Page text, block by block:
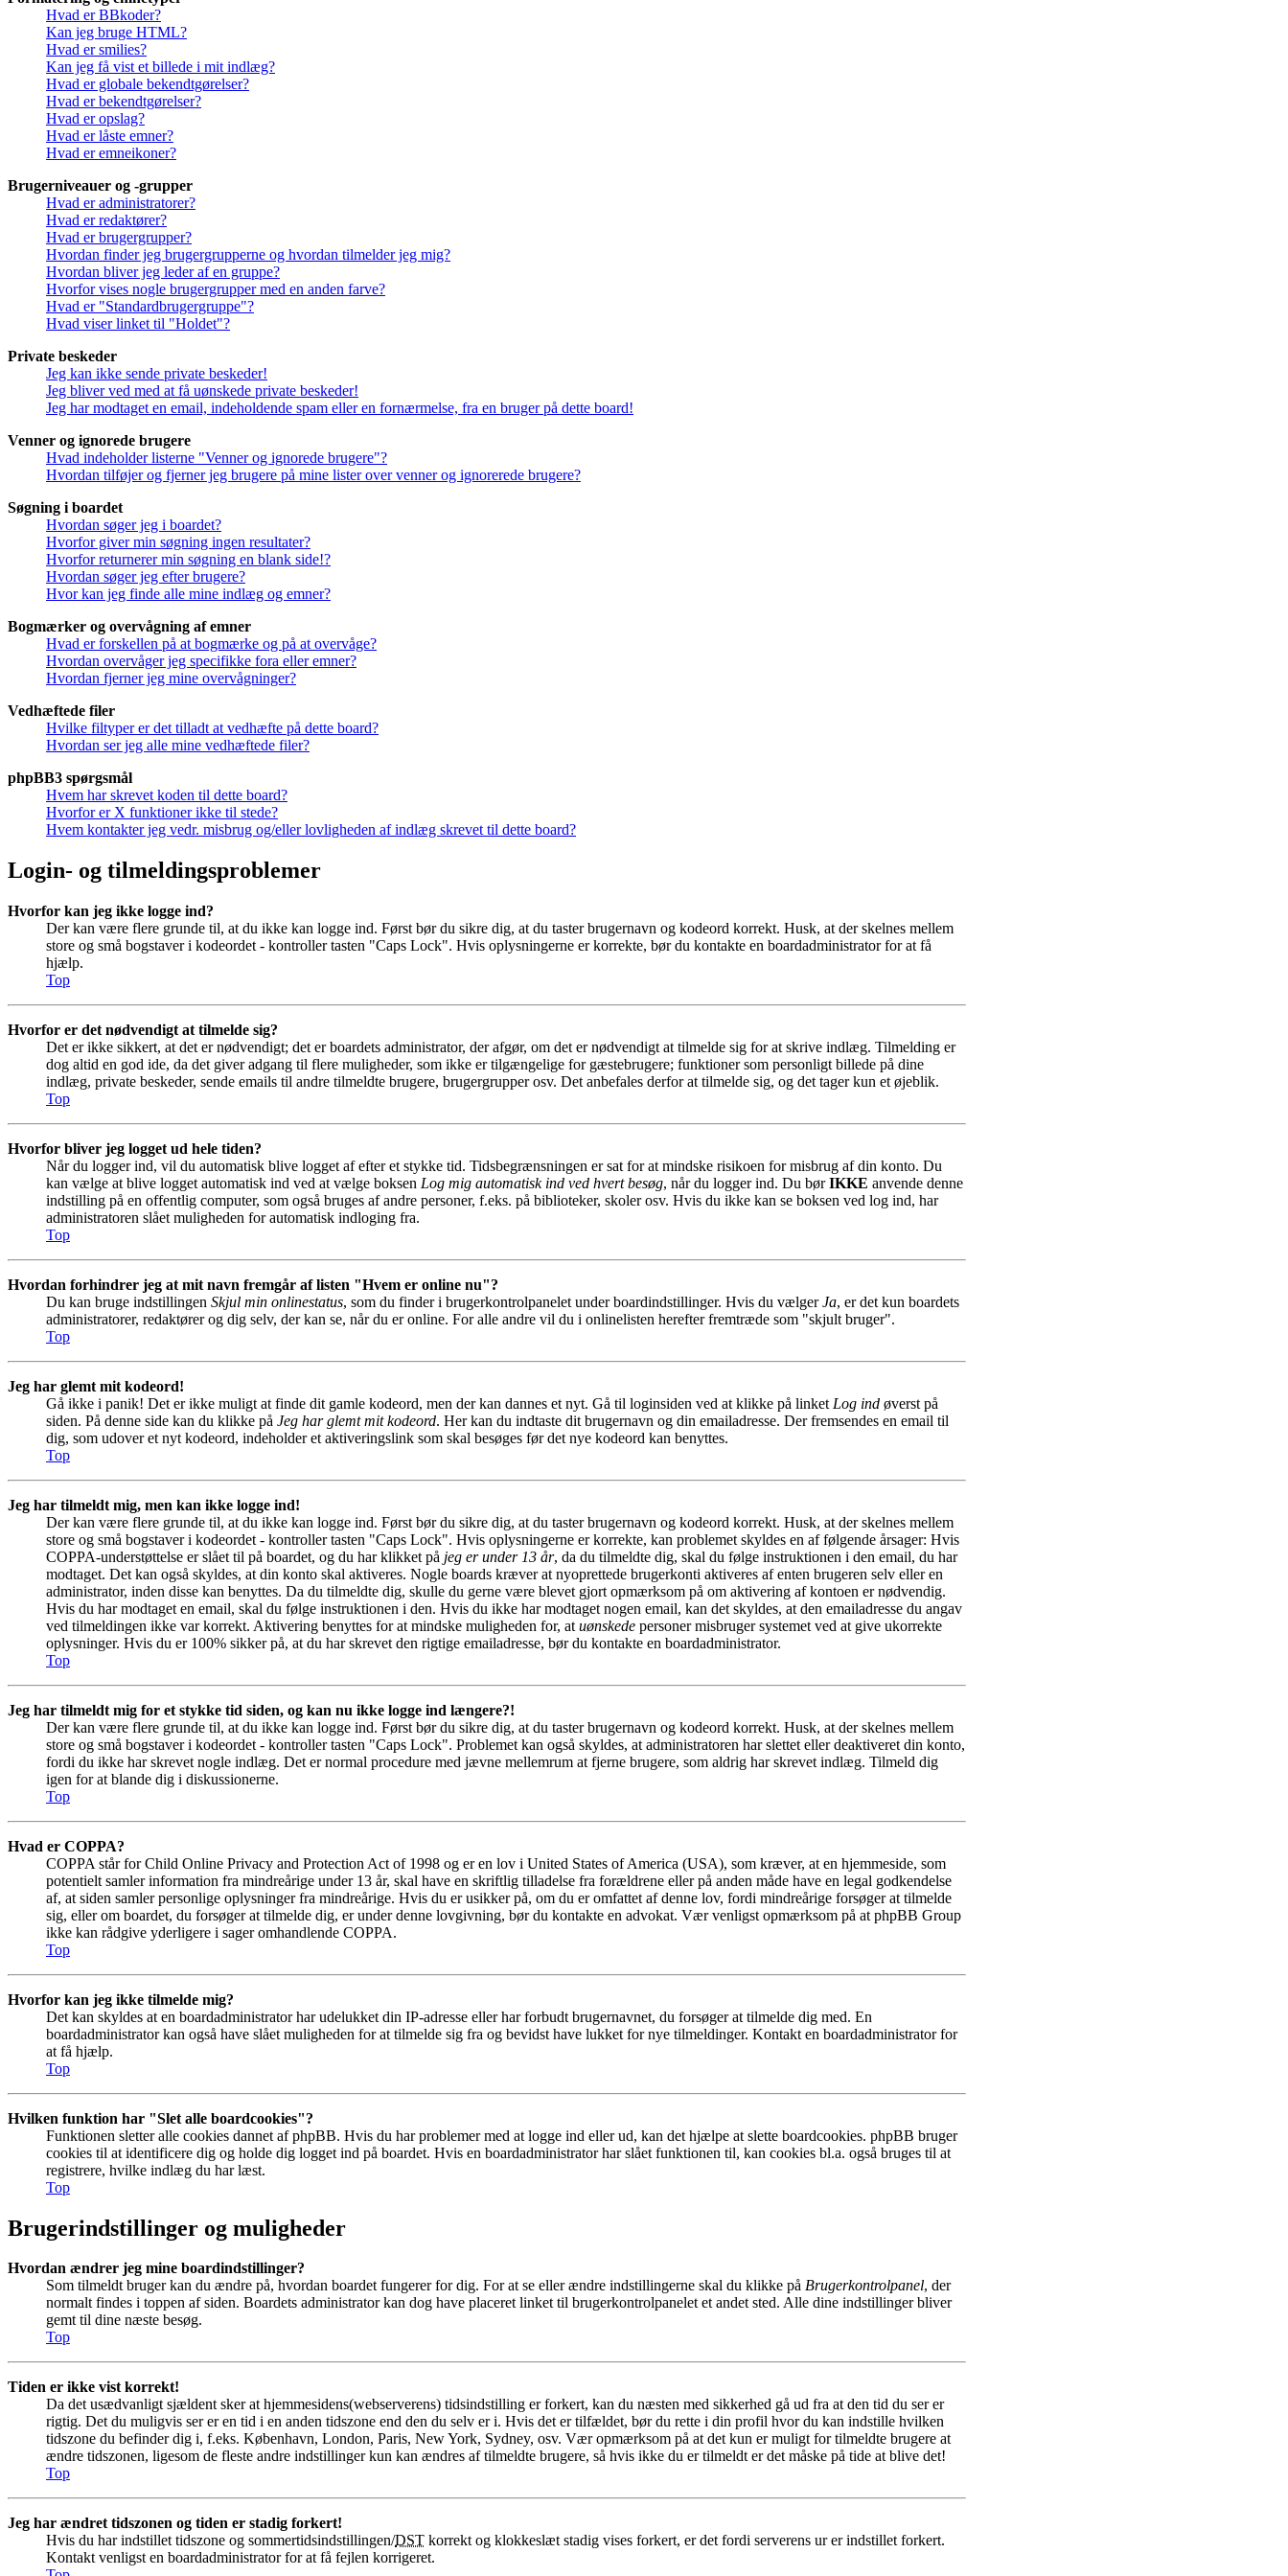
Hvad er BBkoder?
Kan jeg bruge HTML?
Hvad er smilies?
Kan jeg få vist et billede i mit indlæg?
Hvad er globale bekendtgørelser?
Hvad er bekendtgørelser?
Hvad er opslag?
Hvad er låste emner?
Hvad er emneikoner?
Brugerniveauer og -grupper
Hvad er administratorer?
Hvad er redaktører?
Hvad er brugergrupper?
Hvordan finder jeg brugergrupperne og hvordan tilmelder jeg mig?
Hvordan bliver jeg leder af en gruppe?
Hvorfor vises nogle brugergrupper med en anden farve?
Hvad er "Standardbrugergruppe"?
Hvad viser linket til "Holdet"?
Private beskeder
Jeg kan ikke sende private beskeder!
Jeg bliver ved med at få uønskede private beskeder!
Jeg har modtaget en email, indeholdende spam eller en fornærmelse, fra en bruger på dette board!
Venner og ignorede brugere
Hvad indeholder listerne "Venner og ignorede brugere"?
Hvordan tilføjer og fjerner jeg brugere på mine lister over venner og ignorerede brugere?
Søgning i boardet
Hvordan søger jeg i boardet?
Hvorfor giver min søgning ingen resultater?
Hvorfor returnerer min søgning en blank side!?
Hvordan søger jeg efter brugere?
Hvor kan jeg finde alle mine indlæg og emner?
Bogmærker og overvågning af emner
Hvad er forskellen på at bogmærke og på at overvåge?
Hvordan overvåger jeg specifikke fora eller emner?
Hvordan fjerner jeg mine overvågninger?
Vedhæftede filer
Hvilke filtyper er det tilladt at vedhæfte på dette board?
Hvordan ser jeg alle mine vedhæftede filer?
phpBB3 spørgsmål
Hvem har skrevet koden til dette board?
Hvorfor er X funktioner ikke til stede?
Hvem kontakter jeg vedr. misbrug og/eller lovligheden af indlæg skrevet til dette board?
Login- og tilmeldingsproblemer
Hvorfor kan jeg ikke logge ind?
Der kan være flere grunde til, at du ikke kan logge ind. Først bør du sikre dig, at du taster brugernavn og kodeord korrekt. Husk, at der skelnes mellem
store og små bogstaver i kodeordet - kontroller tasten "Caps Lock". Hvis oplysningerne er korrekte, bør du kontakte en boardadministrator for at få
hjælp.
Top
Hvorfor er det nødvendigt at tilmelde sig?
Det er ikke sikkert, at det er nødvendigt; det er boardets administrator, der afgør, om det er nødvendigt at tilmelde sig for at skrive indlæg. Tilmelding er
dog altid en god ide, da det giver adgang til flere muligheder, som ikke er tilgængelige for gæstebrugere; funktioner som personligt billede på dine
indlæg, private beskeder, sende emails til andre tilmeldte brugere, brugergrupper osv. Det anbefales derfor at tilmelde sig, og det tager kun et øjeblik.
Top
Hvorfor bliver jeg logget ud hele tiden?
Når du logger ind, vil du automatisk blive logget af efter et stykke tid. Tidsbegrænsningen er sat for at mindske risikoen for misbrug af din konto. Du
kan vælge at blive logget automatisk ind ved at vælge boksen Log mig automatisk ind ved hvert besøg, når du logger ind. Du børIKKE anvende denne
indstilling på en offentlig computer, som også bruges af andre personer, f.eks. på biblioteker, skoler osv. Hvis du ikke kan se boksen ved log ind, har
administratoren slået muligheden for automatisk indloging fra.
Top
Hvordan forhindrer jeg at mit navn fremgår af listen "Hvem er online nu"?
Du kan bruge indstillingen Skjul min onlinestatus, som du finder i brugerkontrolpanelet under boardindstillinger. Hvis du vælgerJa, er det kun boardets
administratorer, redaktører og dig selv, der kan se, når du er online. For alle andre vil du i onlinelisten herefter fremtræde som "skjult bruger".
Top
Jeg har glemt mit kodeord!
Gå ikke i panik! Det er ikke muligt at finde dit gamle kodeord, men der kan dannes et nyt. Gå til loginsiden ved at klikke på linket Log ind øverst på
siden. På denne side kan du klikke på Jeg har glemt mit kodeord. Her kan du indtaste dit brugernavn og din emailadresse. Der fremsendes en email til
dig, som udover et nyt kodeord, indeholder et aktiveringslink som skal besøges før det nye kodeord kan benyttes.
Top
Jeg har tilmeldt mig, men kan ikke logge ind!
Der kan være flere grunde til, at du ikke kan logge ind. Først bør du sikre dig, at du taster brugernavn og kodeord korrekt. Husk, at der skelnes mellem
store og små bogstaver i kodeordet - kontroller tasten "Caps Lock". Hvis oplysningerne er korrekte, kan problemet skyldes en af følgende årsager: Hvis
COPPA-understøttelse er slået til på boardet, og du har klikket på jeg er under 13 år, da du tilmeldte dig, skal du følge instruktionen i den email, du har
modtaget. Det kan også skyldes, at din konto skal aktiveres. Nogle boards kræver at nyoprettede brugerkonti aktiveres af enten brugeren selv eller en
administrator, inden disse kan benyttes. Da du tilmeldte dig, skulle du gerne være blevet gjort opmærksom på om aktivering af kontoen er nødvendig.
Hvis du har modtaget en email, skal du følge instruktionen i den. Hvis du ikke har modtaget nogen email, kan det skyldes, at den emailadresse du angav
ved tilmeldingen ikke var korrekt. Aktivering benyttes for at mindske muligheden for, at uønskede personer misbruger systemet ved at give ukorrekte
oplysninger. Hvis du er 100% sikker på, at du har skrevet den rigtige emailadresse, bør du kontakte en boardadministrator.
Top
Jeg har tilmeldt mig for et stykke tid siden, og kan nu ikke logge ind længere?!
Der kan være flere grunde til, at du ikke kan logge ind. Først bør du sikre dig, at du taster brugernavn og kodeord korrekt. Husk, at der skelnes mellem
store og små bogstaver i kodeordet - kontroller tasten "Caps Lock". Problemet kan også skyldes, at administratoren har slettet eller deaktiveret din konto,
fordi du ikke har skrevet nogle indlæg. Det er normal procedure med jævne mellemrum at fjerne brugere, som aldrig har skrevet indlæg. Tilmeld dig
igen for at blande dig i diskussionerne.
Top
Hvad er COPPA?
COPPA står for Child Online Privacy and Protection Act of 1998 og er en lov i United States of America (USA), som kræver, at en hjemmeside, som
potentielt samler information fra mindreårige under 13 år, skal have en skriftlig tilladelse fra forældrene eller på anden måde have en legal godkendelse
af, at siden samler personlige oplysninger fra mindreårige. Hvis du er usikker på, om du er omfattet af denne lov, fordi mindreårige forsøger at tilmelde
sig, eller om boardet, du forsøger at tilmelde dig, er under denne lovgivning, bør du kontakte en advokat. Vær venligst opmærksom på at phpBB Group
ikke kan rådgive yderligere i sager omhandlende COPPA.
Top
Hvorfor kan jeg ikke tilmelde mig?
Det kan skyldes at en boardadministrator har udelukket din IP-adresse eller har forbudt brugernavnet, du forsøger at tilmelde dig med. En
boardadministrator kan også have slået muligheden for at tilmelde sig fra og bevidst have lukket for nye tilmeldinger. Kontakt en boardadministrator for
at få hjælp.
Top
Hvilken funktion har "Slet alle boardcookies"?
Funktionen sletter alle cookies dannet af phpBB. Hvis du har problemer med at logge ind eller ud, kan det hjælpe at slette boardcookies. phpBB bruger
cookies til at identificere dig og holde dig logget ind på boardet. Hvis en boardadministrator har slået funktionen til, kan cookies bl.a. også bruges til at
registrere, hvilke indlæg du har læst.
Top
Brugerindstillinger og muligheder
Hvordan ændrer jeg mine boardindstillinger?
Som tilmeldt bruger kan du ændre på, hvordan boardet fungerer for dig. For at se eller ændre indstillingerne skal du klikke på Brugerkontrolpanel, der
normalt findes i toppen af siden. Boardets administrator kan dog have placeret linket til brugerkontrolpanelet et andet sted. Alle dine indstillinger bliver
gemt til dine næste besøg.
Top
Tiden er ikke vist korrekt!
Da det usædvanligt sjældent sker at hjemmesidens(webserverens) tidsindstilling er forkert, kan du næsten med sikkerhed gå ud fra at den tid du ser er
rigtig. Det du muligvis ser er en tid i en anden tidszone end den du selv er i. Hvis det er tilfældet, bør du rette i din profil hvor du kan indstille hvilken
tidszone du befinder dig i, f.eks. København, London, Paris, New York, Sydney, osv. Vær opmærksom på at det kun er muligt for tilmeldte brugere at
ændre tidszonen, ligesom de fleste andre indstillinger kun kan ændres af tilmeldte brugere, så hvis ikke du er tilmeldt er det måske på tide at blive det!
Top
Jeg har ændret tidszonen og tiden er stadig forkert!
Hvis du har indstillet tidszone og sommertidsindstillingen/DST korrekt og klokkeslæt stadig vises forkert, er det fordi serverens ur er indstillet forkert.
Kontakt venligst en boardadministrator for at få fejlen korrigeret.